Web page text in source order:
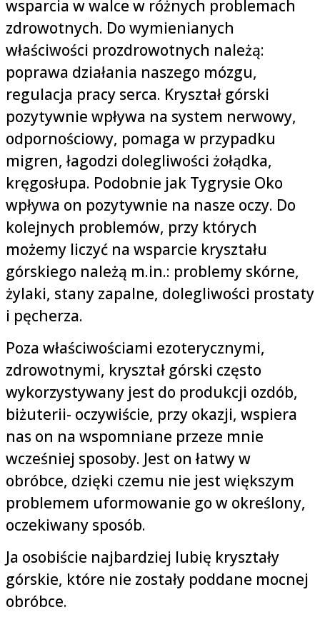
wsparcia w walce w różnych problemach
zdrowotnych. Do wymienianych
właściwości prozdrowotnych należą:
poprawa działania naszego mózgu,
regulacja pracy serca. Kryształ górski
pozytywnie wpływa na system nerwowy,
odpornościowy, pomaga w przypadku
migren, łagodzi dolegliwości żołądka,
kręgosłupa. Podobnie jak Tygrysie Oko
wpływa on pozytywnie na nasze oczy. Do
kolejnych problemów, przy których
możemy liczyć na wsparcie kryształu
górskiego należą m.in.: problemy skórne,
żylaki, stany zapalne, dolegliwości prostaty
i pęcherza.
Poza właściwościami ezoterycznymi,
zdrowotnymi, kryształ górski często
wykorzystywany jest do produkcji ozdób,
biżuterii- oczywiście, przy okazji, wspiera
nas on na wspomniane przeze mnie
wcześniej sposoby. Jest on łatwy w
obróbce, dzięki czemu nie jest większym
problemem uformowanie go w określony,
oczekiwany sposób.
Ja osobiście najbardziej lubię kryształy
górskie, które nie zostały poddane mocnej
obróbce.